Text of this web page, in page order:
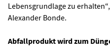
Lebensgrundlage zu
Alexander Bonde.
Abfallprodukt wird zum